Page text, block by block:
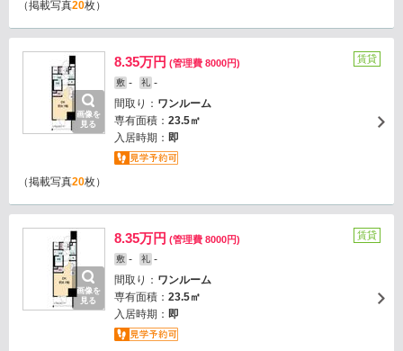
（掲載写真20枚）
画像を
見る
8.35万円 (管理費 8000円)
敷 - 礼 -
間取り： ワンルーム
専有面積： 23.5㎡
入居時期： 即
賃貸
（掲載写真20枚）
画像を
見る
8.35万円 (管理費 8000円)
敷 - 礼 -
間取り： ワンルーム
専有面積： 23.5㎡
入居時期： 即
賃貸